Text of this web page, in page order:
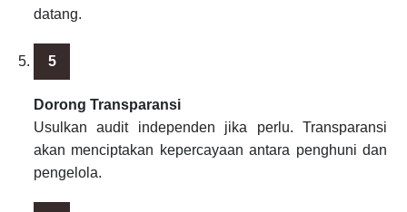
datang.
Dorong Transparansi
Usulkan audit independen jika perlu. Transparansi
akan menciptakan kepercayaan antara penghuni dan
pengelola.